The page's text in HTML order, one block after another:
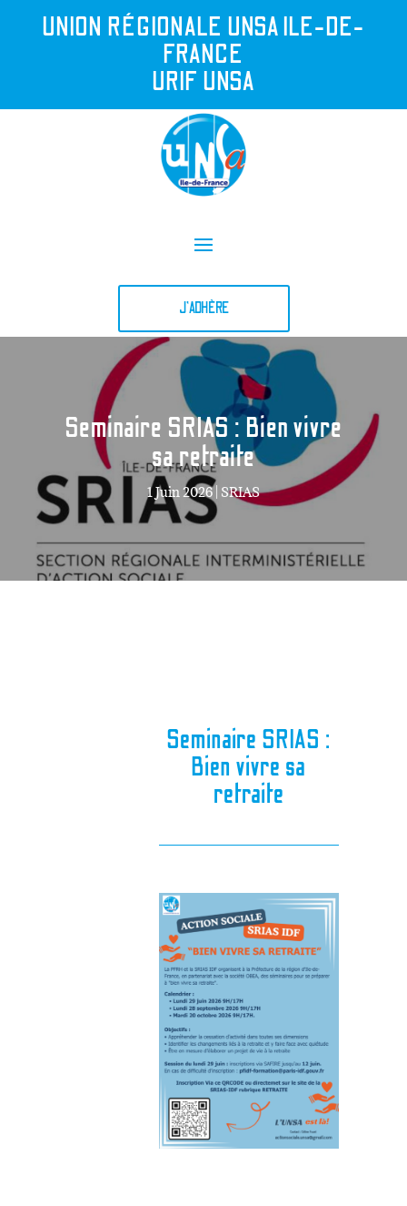
UNION RÉGIONALE UNSA ILE-DE-
FRANCE
URIF UNSA
J'ADHÈRE
Seminaire SRIAS : Bien vivre
sa retraite
1 Juin 2026| SRIAS
Seminaire SRIAS :
Bien vivre sa
retraite